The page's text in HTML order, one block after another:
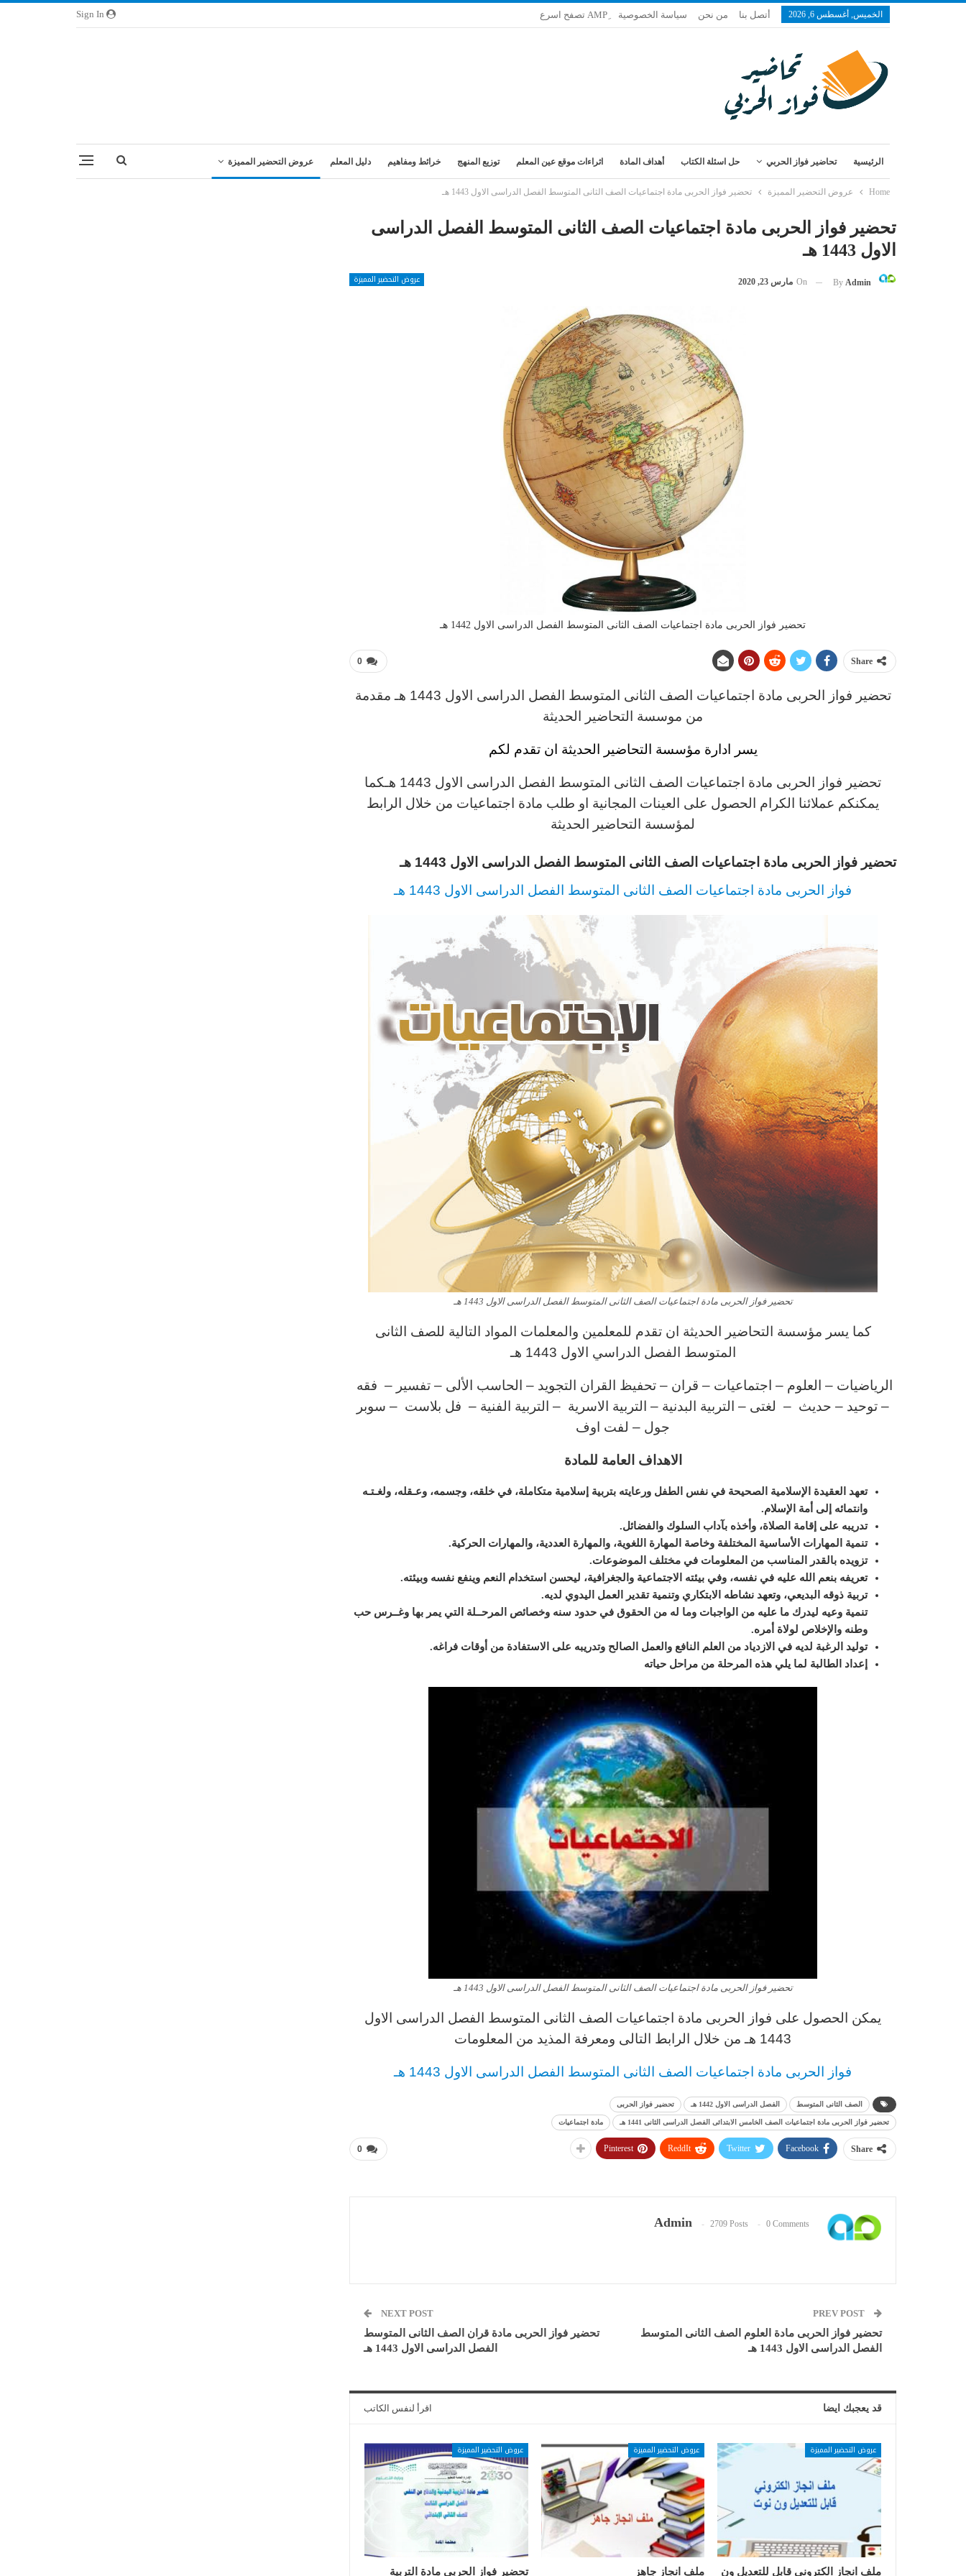
الخميس, أغسطس 6, 2026 أتصل بنا من نحن سياسة الخصوصية
الرئيسية تحاضير فواز الحربي حل اسئلة الكتاب أهداف المادة اثراءات موقع عين المعلم توزيع المنهج خرائط ومفاهيم دليل المعلم عروض التحضير المميزة
Home عروض التحضير المميزة تحضير فواز الحربى مادة اجتماعيات الصف الثانى المتوسط الفصل الدراسى الاول 1443 هـ
تحضير فواز الحربى مادة اجتماعيات الصف الثانى المتوسط الفصل الدراسى
الاول 1443 هـ
عروض التحضير المميزة By Admin
On مارس 23, 2020
تحضير فواز الحربى مادة اجتماعيات الصف الثانى المتوسط الفصل الدراسى الاول 1442 هـ
0 Share
تحضير فواز الحربى مادة اجتماعيات الصف الثانى المتوسط الفصل الدراسى الاول 1443 هـ مقدمة
من موسسة التحاضير الحديثة
يسر ادارة مؤسسة التحاضير الحديثة ان تقدم لكم
تحضير فواز الحربى مادة اجتماعيات الصف الثانى المتوسط الفصل الدراسى الاول 1443 هـكما
يمكنكم عملائنا الكرام الحصول على العينات المجانية او طلب مادة اجتماعيات من خلال الرابط
لمؤسسة التحاضير الحديثة
تحضير فواز الحربى مادة اجتماعيات الصف الثانى المتوسط الفصل الدراسى الاول 1443 هـ
فواز الحربى مادة اجتماعيات الصف الثانى المتوسط الفصل الدراسى الاول 1443 هـ
تحضير فواز الحربى مادة اجتماعيات الصف الثانى المتوسط الفصل الدراسى الاول 1443 هـ
كما يسر مؤسسة التحاضير الحديثة ان تقدم للمعلمين والمعلمات المواد التالية للصف الثانى
المتوسط الفصل الدراسي الاول 1443 هـ
الرياضيات – العلوم – اجتماعيات – قران – تحفيظ القران التجويد – الحاسب الألى – تفسير – فقه
– توحيد – حديث – لغتى – التربية البدنية – التربية الاسرية – التربية الفنية – فل بلاست – سوبر
جول – لفت اوف
الاهداف العامة للمادة
تعهد العقيدة الإسلامية الصحيحة في نفس الطفل ورعايته بتربية إسلامية متكاملة، في خلقه، وجسمه، وعـقله، ولغـتـه
وانتمائه إلى أمة الإسلام.
تدريبه على إقامة الصلاة، وأخذه بآداب السلوك والفضائل.
تنمية المهارات الأساسية المختلفة وخاصة المهارة اللغوية، والمهارة العددية، والمهارات الحركية.
تزويده بالقدر المناسب من المعلومات في مختلف الموضوعات.
تعريفه بنعم الله عليه في نفسه، وفي بيئته الاجتماعية والجغرافية، ليحسن استخدام النعم وينفع نفسه وبيئته.
تربية ذوقه البديعي، وتعهد نشاطه الابتكاري وتنمية تقدير العمل اليدوي لديه.
تنمية وعيه ليدرك ما عليه من الواجبات وما له من الحقوق في حدود سنه وخصائص المرحــلة التي يمر بها وغــرس حب
وطنه والإخلاص لولاة أمره.
توليد الرغبة لديه في الازدياد من العلم النافع والعمل الصالح وتدريبه على الاستفادة من أوقات فراغه.
إعداد الطالبة لما يلي هذه المرحلة من مراحل حياته
تحضير فواز الحربى مادة اجتماعيات الصف الثانى المتوسط الفصل الدراسى الاول 1443 هـ
يمكن الحصول على فواز الحربى مادة اجتماعيات الصف الثانى المتوسط الفصل الدراسى الاول
1443 هـ من خلال الرابط التالى ومعرفة المذيد من المعلومات
فواز الحربى مادة اجتماعيات الصف الثانى المتوسط الفصل الدراسى الاول 1443 هـ
الصف الثانى المتوسط الفصل الدراسى الاول 1442 هـ تحضير فواز الحربى
تحضير فواز الحربى مادة اجتماعيات الصف الخامس الابتدائى الفصل الدراسى الثانى 1441 هـ مادة اجتماعيات
0 Share
Facebook
Twitter
ReddIt
Pinterest
Admin 2709 Posts 0 Comments
تحضير فواز الحربى مادة العلوم الصف الثانى المتوسط
الفصل الدراسى الاول 1443 هـ
NEXT POST
تحضير فواز الحربى مادة قران الصف الثانى المتوسط
الفصل الدراسى الاول 1443 هـ
قد يعجبك ايضا اقرأ لنفس الكاتب
عروض التحضير المميزة
ملف انجاز الكتروني قابل للتعديل ون
عروض التحضير المميزة
ملف انجاز جاهز
عروض التحضير المميزة
تحضير فواز الحربي مادة التربية